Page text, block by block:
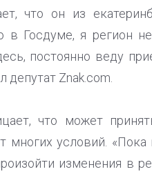
что он из
в Госдуме, я регион
постоянно веду
Znak.com.
что может
многих условий.
изменения в